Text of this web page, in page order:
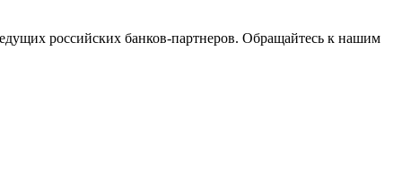
российских банков-партнеров. Обращайтесь к нашим